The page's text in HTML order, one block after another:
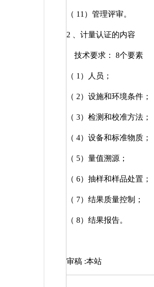
（ 11 ）管理评审。
2 、计量认证的内容
技术要求： 8个要素
（ 1 ）人员；
（ 2）设施和环境条件；
（ 3）检测和校准方法；
（ 4）设备和标准物质；
（ 5）量值溯源；
（ 6）抽样和样品处置；
（ 7）结果质量控制；
（ 8）结果报告。
审稿 :本站